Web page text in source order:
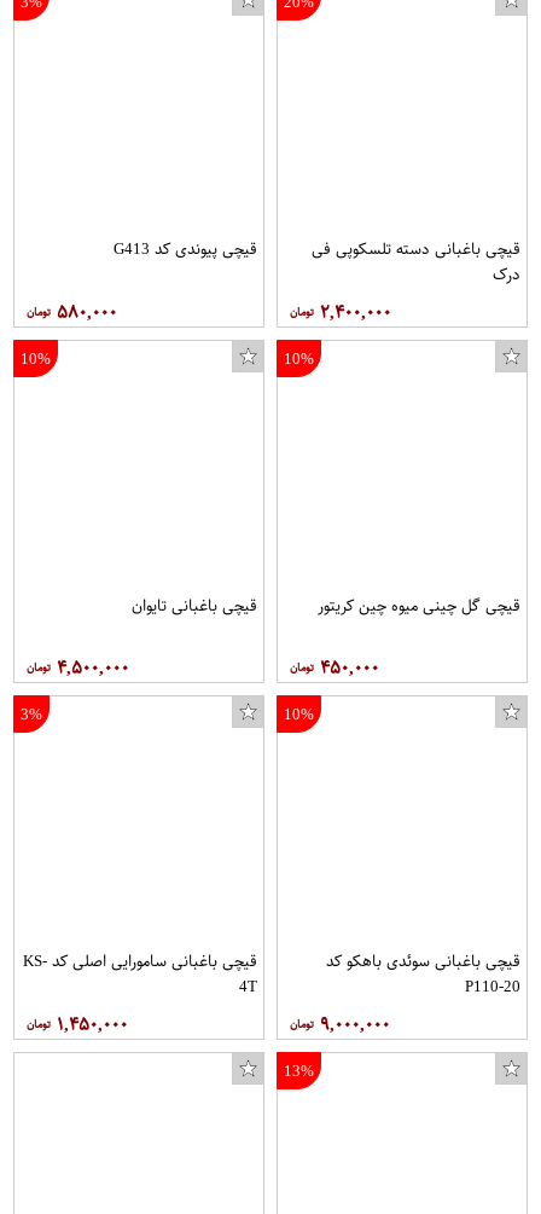
قیچی باغبانی دسته تلسکوپی فی
درک
۲,۴۰۰,۰۰۰
قیچی پیوندی کد G413
۵۸۰,۰۰۰
10%
قیچی گل چینی میوه چین کریتور
۴۵۰,۰۰۰
10%
قیچی باغبانی تایوان
۴,۵۰۰,۰۰۰
10%
قیچی باغبانی سوئدی باهکو کد
P110-20
۹,۰۰۰,۰۰۰
3%
قیچی باغبانی سامورایی اصلی کد KS-
4T
۱,۴۵۰,۰۰۰
13%